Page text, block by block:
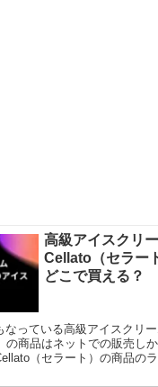
高級アイスクリー
Cellato（セラー
どこで買える？
なっている高級アイスクリ
の商品はネットでの販売しか
（セラート）の商品のラ